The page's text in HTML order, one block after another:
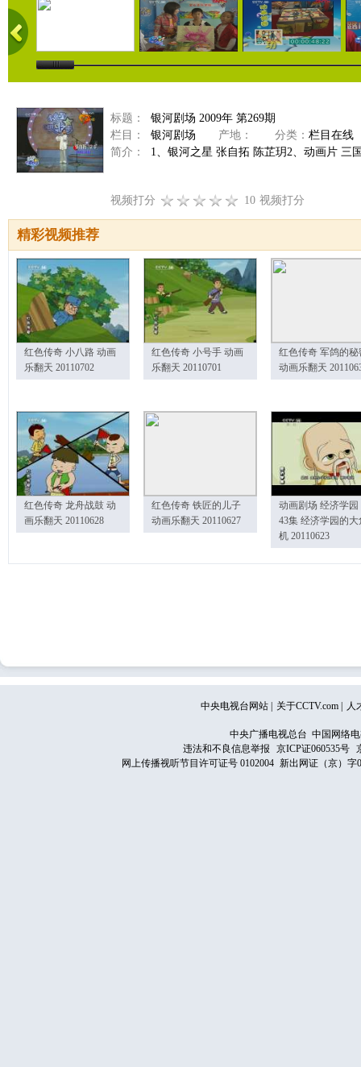
标题：
银河剧场 2009年 第269期
栏目：
银河剧场 产地： 分类： 栏目在线
简介：
1、银河之星 张自拓 陈芷玥2、动画片 三
视频打分 10 视频打分
精彩视频推荐
红色传奇 小八路 动画
乐翻天 20110702
红色传奇 小号手 动画
乐翻天 20110701
红色传奇 军鸽的秘
动画乐翻天
红色传奇 龙舟战鼓 动
画乐翻天 20110628
红色传奇 铁匠的儿子
动画乐翻天 20110627
动画剧场 经济学园
43集 经济学园的大
机 20110623
中央电视台网站 关于CCTV.com 人
中央广播电视总台 中国网络
违法和不良信息举报
京ICP证060535号
网上传播视听节目许可证号 0102004 新出网证（京）